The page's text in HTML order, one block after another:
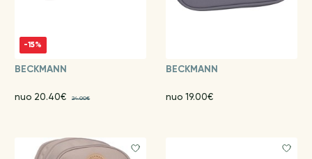
-15%
BECKMANN
nuo 20.40€ 24.00€
BECKMANN
nuo 19.00€